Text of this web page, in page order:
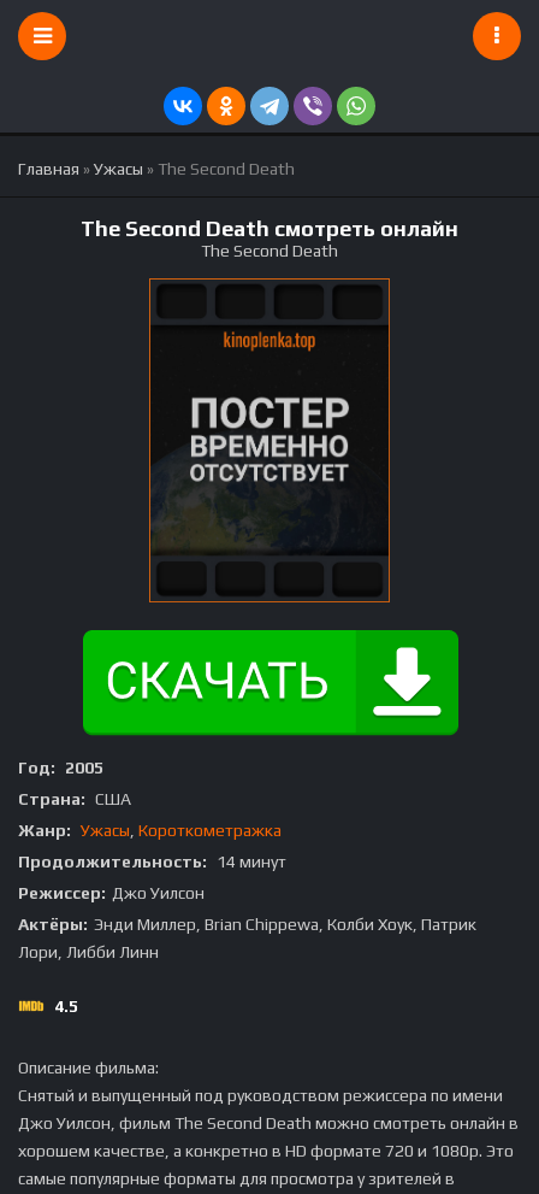
Главная »Ужасы » The Second Death
The Second Death смотреть онлайн
The Second Death
Год:
2005
Страна: США
Жанр: Ужасы Короткометражка
Продолжительность:
14 минут
Режиссер: Джо Уилсон
Актёры: Энди Миллер, Brian Chippewa, Колби Хоук, Патрик
Лори, Либби Линн
4.5
Описание фильма:
Снятый и выпущенный под руководством режиссера по имени
Джо Уилсон, фильм The Second Death можно смотреть онлайн в
хорошем качестве, а конкретно в HD формате 720 и 1080p. Это
самые популярные форматы для просмотра у зрителей в